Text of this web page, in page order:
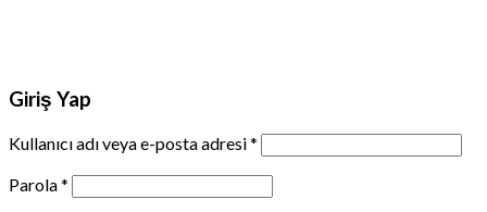
Giriş Yap
Kullanıcı adı veya e-posta adresi*
Parola*